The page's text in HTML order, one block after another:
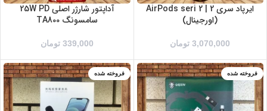
ایرپاد سری 2 | AirPods seri 2
(اورجینال)
3,070,000 تومان
آداپتور شارژر اصلی 25W PD
سامسونگ TA800
339,000 تومان
فروخته شده فروخته شده